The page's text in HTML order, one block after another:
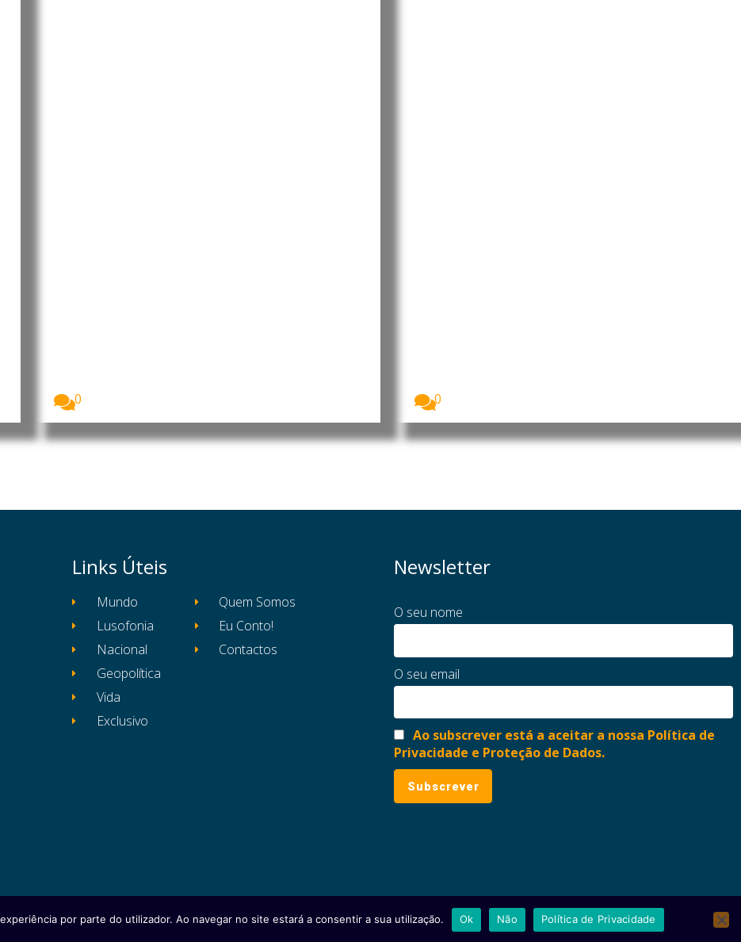
0
0
Links Úteis
Mundo
Lusofonia
Nacional
Geopolítica
Vida
Exclusivo
Quem Somos
Eu Conto!
Contactos
Newsletter
O seu nome
O seu email
Ao subscrever está a aceitar a nossa Política de
Privacidade e Proteção de Dados.
direitos reservados Ficha Técnica Estatuto Editorial Política de Privacidade e Proteção de Dados
por parte do utilizador. Ao navegar no site estará a consentir a sua utilização. Ok Não Política de Privacidade